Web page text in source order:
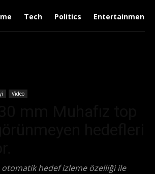
Tech Politics Entertainment
Video
otomatik hedef izleme özelliği ile